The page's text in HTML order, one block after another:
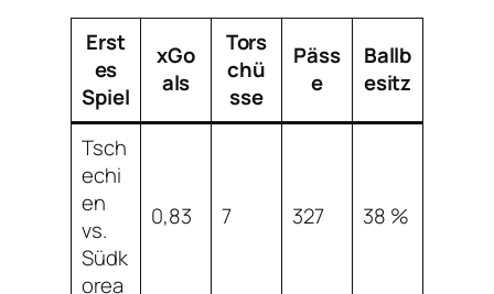
Erst
es
Spiel
xGo
als
Tors
chü
sse
Päss
e
Ballb
esitz
Tsch
echi
en
vs.
Südk
orea
0,83 7 327 38 %